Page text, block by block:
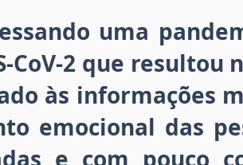
uma
CoV-2 que resultou
às informações
emocional das
e com pouco